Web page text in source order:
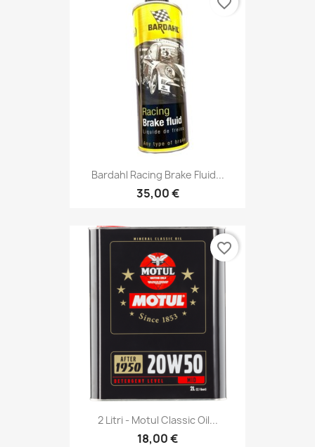
Bardahl Racing Brake Fluid...
35,00 €
2 Litri - Motul Classic Oil...
18,00 €
favorite_border